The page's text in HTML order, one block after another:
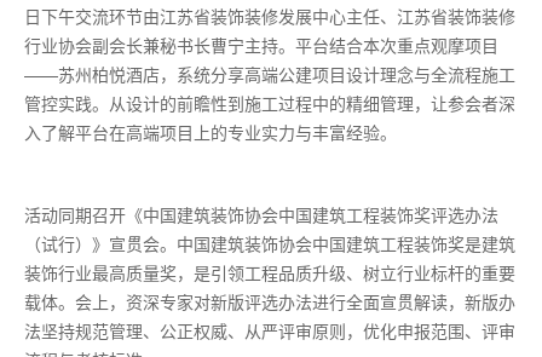
日下午交流环节由江苏省装饰装修发展中心主任、江苏省装饰装修
行业协会副会长兼秘书长曹宁主持。平台结合本次重点观摩项目
——苏州柏悦酒店，系统分享高端公建项目设计理念与全流程施工
管控实践。从设计的前瞻性到施工过程中的精细管理，让参会者深
入了解平台在高端项目上的专业实力与丰富经验。
活动同期召开《中国建筑装饰协会中国建筑工程装饰奖评选办法
（试行）》宣贯会。中国建筑装饰协会中国建筑工程装饰奖是建筑
装饰行业最高质量奖，是引领工程品质升级、树立行业标杆的重要
载体。会上，资深专家对新版评选办法进行全面宣贯解读，新版办
法坚持规范管理、公正权威、从严评审原则，优化申报范围、评审